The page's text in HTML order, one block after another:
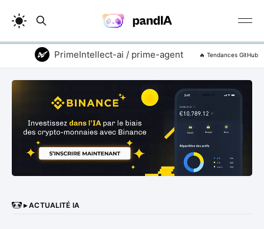
PrimeIntellect-ai / prime-agent 🔥 Tendances GitHub
▸ ACTUALITÉ IA